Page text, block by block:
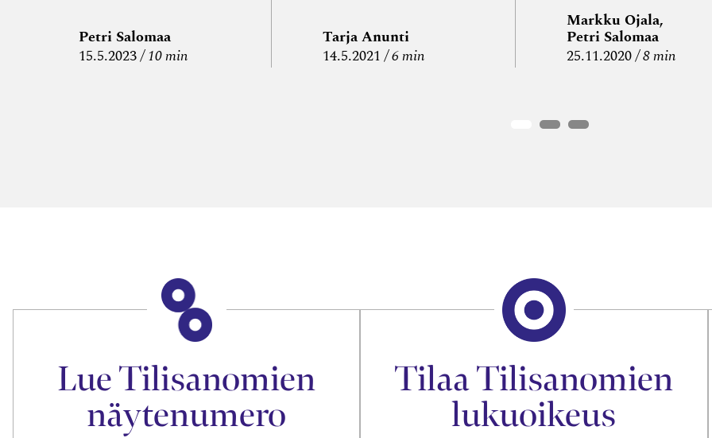
edelleen­
veloitus ja
Petri Salomaa
15.5.2023 10 min
Tarja Anunti
14.5.2021
6 min
Markku Ojala,
Petri Salomaa
25.11.2020 8 min
Lue Tilisanomien
näytenumero
Tilaa Tilisanomien
lukuoikeus